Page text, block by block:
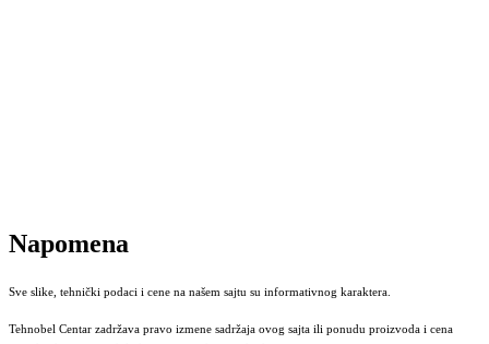
Napomena
Sve slike, tehnički podaci i cene na našem sajtu su informativnog karaktera.
Tehnobel Centar zadržava pravo izmene sadržaja ovog sajta ili ponudu proizvoda i cena